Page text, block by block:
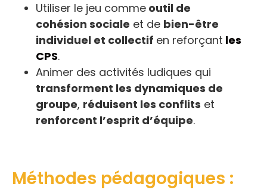
Utiliser le jeu comme outil de
cohésion sociale et de bien-être
individuel et collectif en reforçant les
CPS.
Animer des activités ludiques qui
transforment les dynamiques de
groupe, réduisent les conflits et
renforcent l’esprit d’équipe.
Méthodes pédagogiques :